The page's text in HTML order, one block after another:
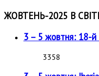
ЖОВТЕНЬ-2025 В
3 – 5 жовтня: 18-й
3358